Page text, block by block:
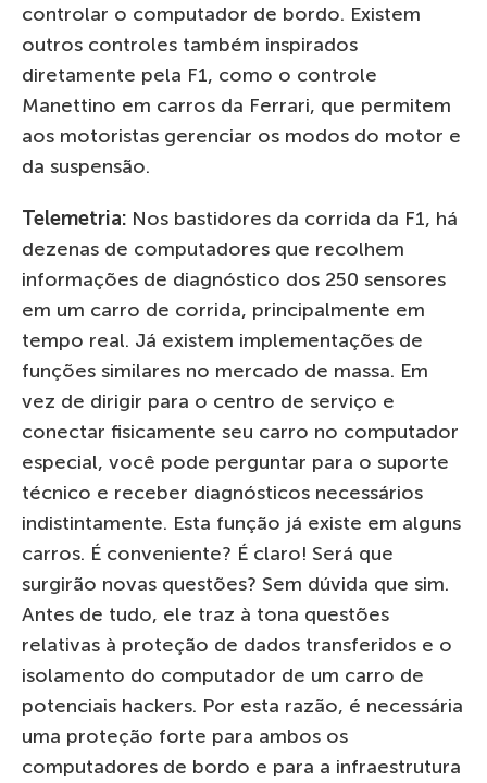
controlar o computador de bordo. Existem
outros controles também inspirados
diretamente pela F1, como o controle
Manettino em carros da Ferrari, que permitem
aos motoristas gerenciar os modos do motor e
da suspensão.
Telemetria: Nos bastidores da corrida da F1, há
dezenas de computadores que recolhem
informações de diagnóstico dos 250 sensores
em um carro de corrida, principalmente em
tempo real. Já existem implementações de
funções similares no mercado de massa. Em
vez de dirigir para o centro de serviço e
conectar fisicamente seu carro no computador
especial, você pode perguntar para o suporte
técnico e receber diagnósticos necessários
indistintamente. Esta função já existe em alguns
carros. É conveniente? É claro! Será que
surgirão novas questões? Sem dúvida que sim.
Antes de tudo, ele traz à tona questões
relativas à proteção de dados transferidos e o
isolamento do computador de um carro de
potenciais hackers. Por esta razão, é necessária
uma proteção forte para ambos os
computadores de bordo e para a infraestrutura